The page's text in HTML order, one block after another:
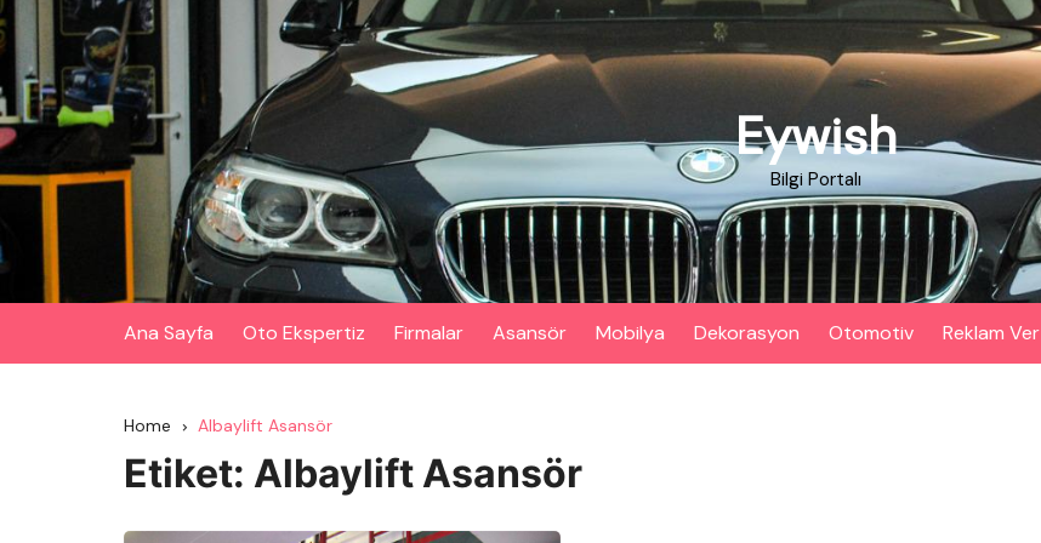
Skip
to
content
Eywish
Bilgi Portalı
Ana Sayfa Oto Ekspertiz Firmalar Asansör Mobilya Dekorasyon Otomotiv Reklam Ver
Home Albaylift Asansör
Etiket: Albaylift Asansör